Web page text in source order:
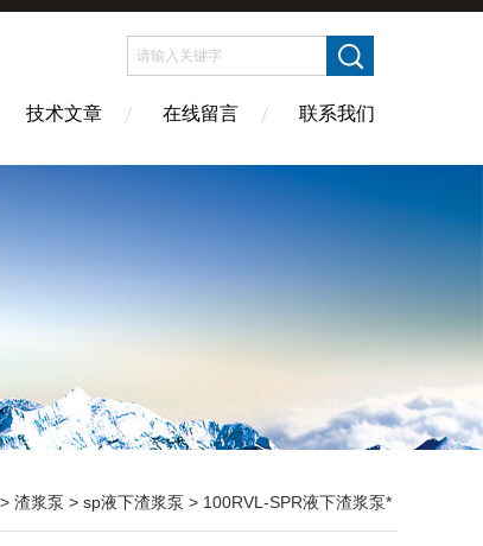
技术文章 在线留言 联系我们
> 渣浆泵 > sp液下渣浆泵 > 100RVL-SPR液下渣浆泵*